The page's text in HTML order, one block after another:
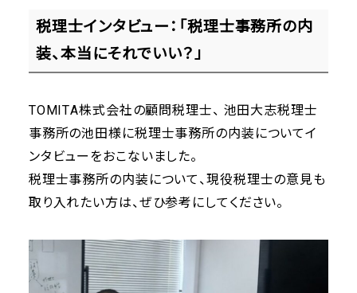
税理士インタビュー：「税理士事務所の内
装、本当にそれでいい？」
TOMITA株式会社の顧問税理士、 池田大志税理士
事務所の池田様に税理士事務所の内装についてイ
ンタビューをおこないました。
税理士事務所の内装について、現役税理士の意見も
取り入れたい方は、ぜひ参考にしてください。